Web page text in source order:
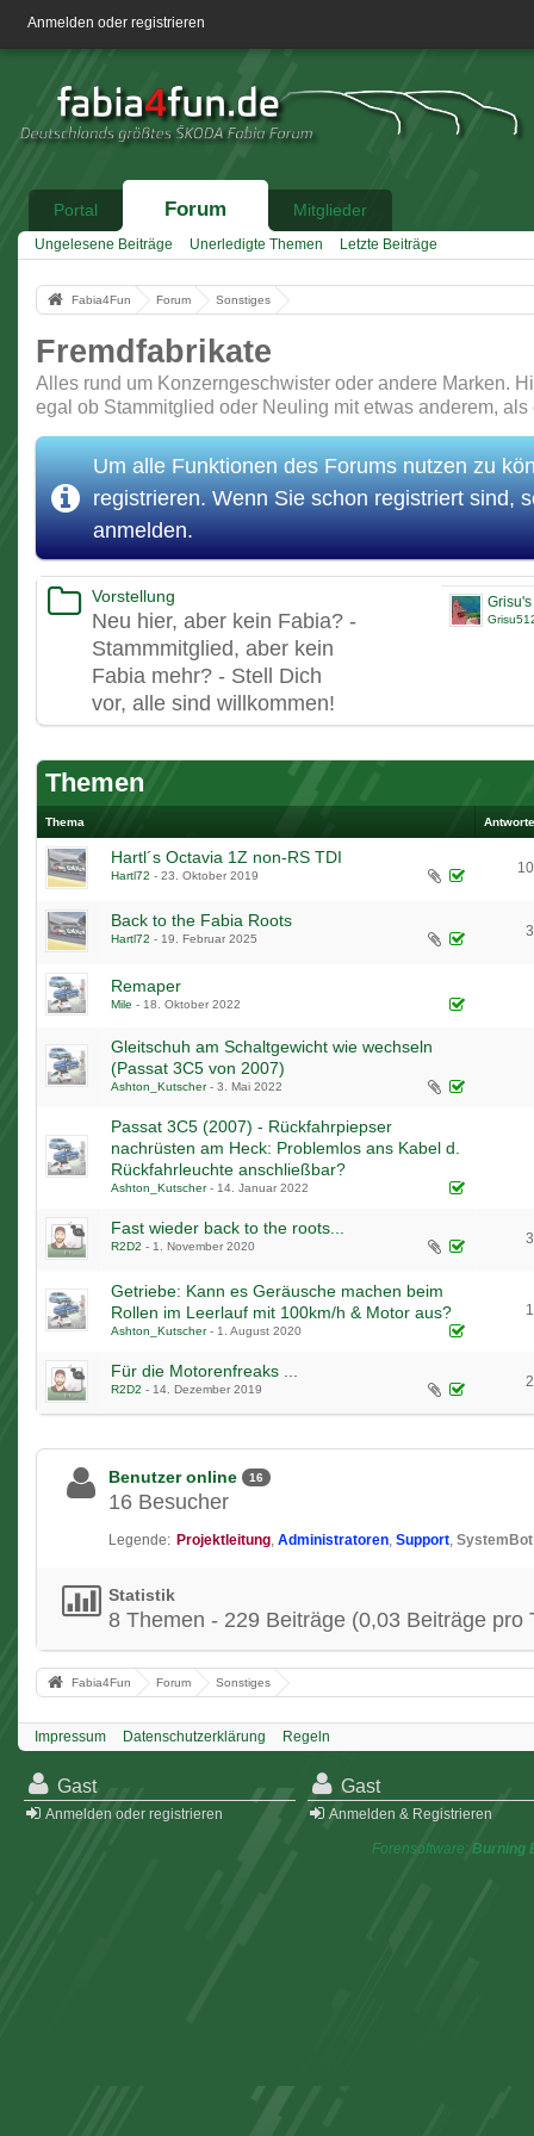
Anmelden oder registrieren
Portal Forum Mitglieder
Ungelesene Beiträge Unerledigte Themen Letzte Beiträge
Fabia4Fun Forum Sonstiges
Fremdfabrikate
Alles rund um Konzerngeschwister oder andere Marken.
egal ob Stammitglied oder Neuling mit etwas anderem, als
Um alle Funktionen des Forums nutzen zu
registrieren. Wenn Sie schon registriert sind,
anmelden.
Vorstellung
Neu hier, aber kein Fabia? -
Stammmitglied, aber kein
Fabia mehr? - Stell Dich
vor, alle sind willkommen!
Themen
Thema
Hartl´s Octavia 1Z non-RS TDI
Hartl72 - 23. Oktober 2019
Back to the Fabia Roots
Hartl72 - 19. Februar 2025
Remaper
Mile - 18. Oktober 2022
Gleitschuh am Schaltgewicht wie wechseln
(Passat 3C5 von 2007)
Ashton_Kutscher- 3. Mai 2022
Passat 3C5 (2007) - Rückfahrpiepser
nachrüsten am Heck: Problemlos ans Kabel d.
Rückfahrleuchte anschließbar?
Ashton_Kutscher- 14. Januar 2022
Fast wieder back to the roots...
R2D2 - 1. November 2020
Getriebe: Kann es Geräusche machen beim
Rollen im Leerlauf mit 100km/h & Motor aus?
Ashton_Kutscher- 1. August 2020
Für die Motorenfreaks ...
R2D2 - 14. Dezember 2019
Benutzer online 16
16 Besucher
Legende: Projektleitung Administratoren Support SystemBot
Statistik
8 Themen - 229 Beiträge (0,03 Beiträge pro
Fabia4Fun Forum Sonstiges
Impressum Datenschutzerklärung Regeln
Gast
Anmelden oder registrieren
Gast
Anmelden & Registrieren
Forensoftware: Burning